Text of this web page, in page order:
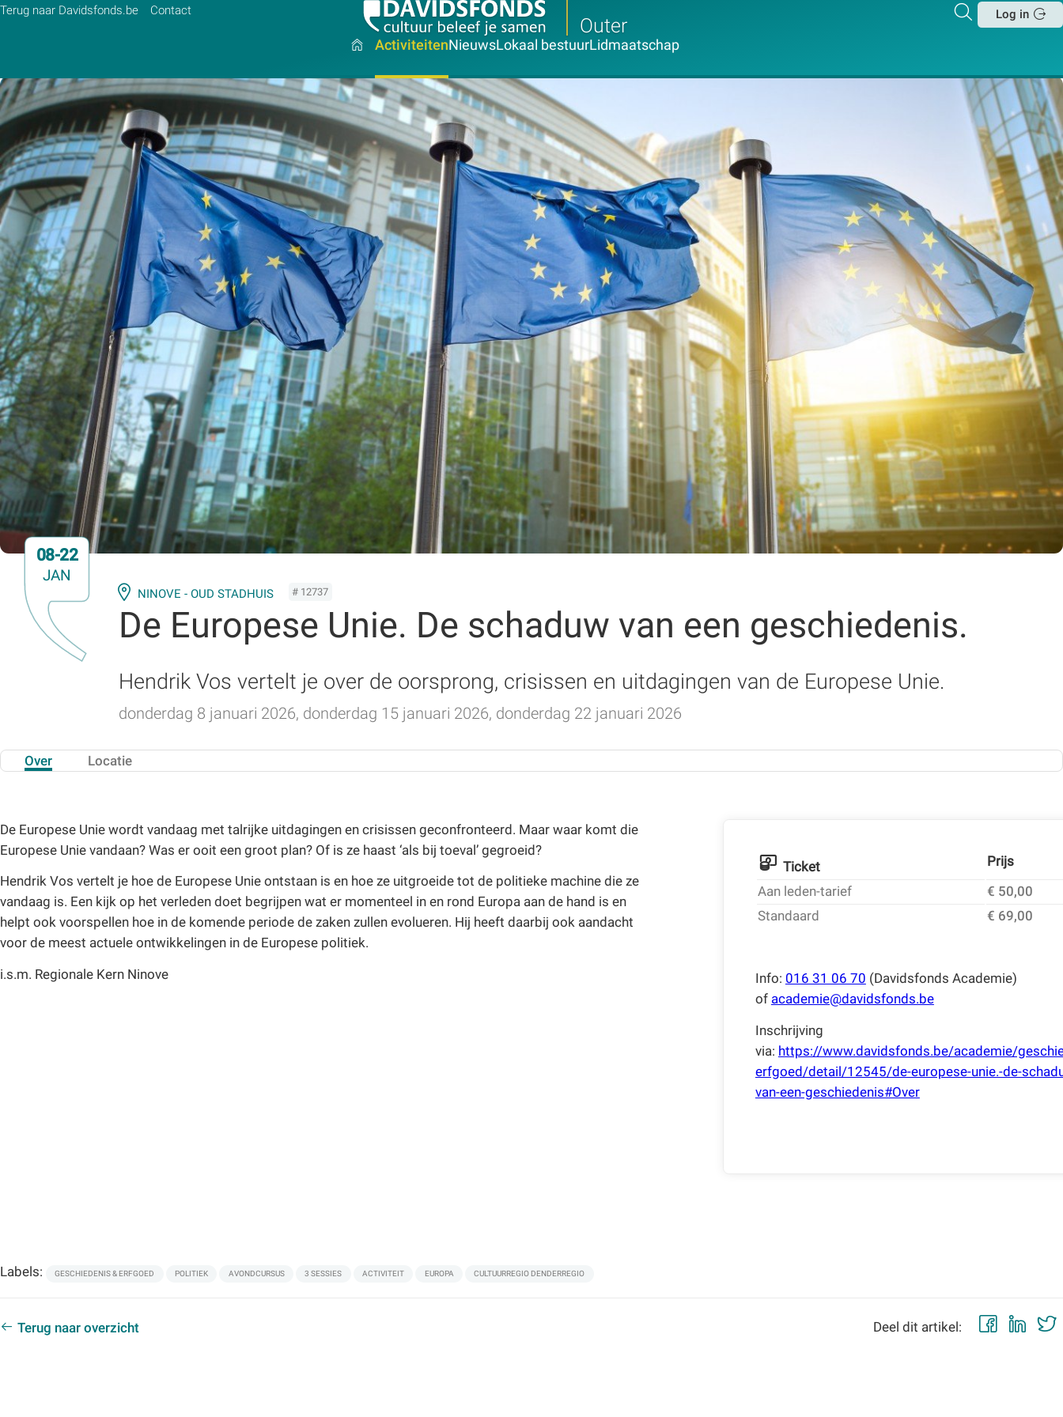
Terug naar Davidsfonds.be Contact
Outer
Zoeken
Log in
ActiviteitenNieuwsLokaal bestuurLidmaatschap
08-22
JAN
NINOVE - OUD STADHUIS # 12737
De Europese Unie. De schaduw van een geschiedenis.
Hendrik Vos vertelt je over de oorsprong, crisissen en uitdagingen van de Europese Unie.
donderdag 8 januari 2026, donderdag 15 januari 2026, donderdag 22 januari 2026
Over Locatie
De Europese Unie wordt vandaag met talrijke uitdagingen en crisissen geconfronteerd. Maar waar komt die
Europese Unie vandaan? Was er ooit een groot plan? Of is ze haast ‘als bij toeval’ gegroeid?
Hendrik Vos vertelt je hoe de Europese Unie ontstaan is en hoe ze uitgroeide tot de politieke machine die ze
vandaag is. Een kijk op het verleden doet begrijpen wat er momenteel in en rond Europa aan de hand is en
helpt ook voorspellen hoe in de komende periode de zaken zullen evolueren. Hij heeft daarbij ook aandacht
voor de meest actuele ontwikkelingen in de Europese politiek.
i.s.m. Regionale Kern Ninove
Ticket
Prijs
Aan leden-tarief
€ 50,00
Standaard
€ 69,00
Info: 016 31 06 70 (Davidsfonds Academie)
of academie@davidsfonds.be
Inschrijving
via: https://www.davidsfonds.be/academie/
erfgoed/detail/12545/de-europese-unie.-de-
van-een-geschiedenis#Over
Labels: GESCHIEDENIS & ERFGOED POLITIEK AVONDCURSUS 3 SESSIES ACTIVITEIT EUROPA CULTUURREGIO DENDERREGIO
Terug naar overzicht Deel dit artikel:
Zoek:
Zoeken